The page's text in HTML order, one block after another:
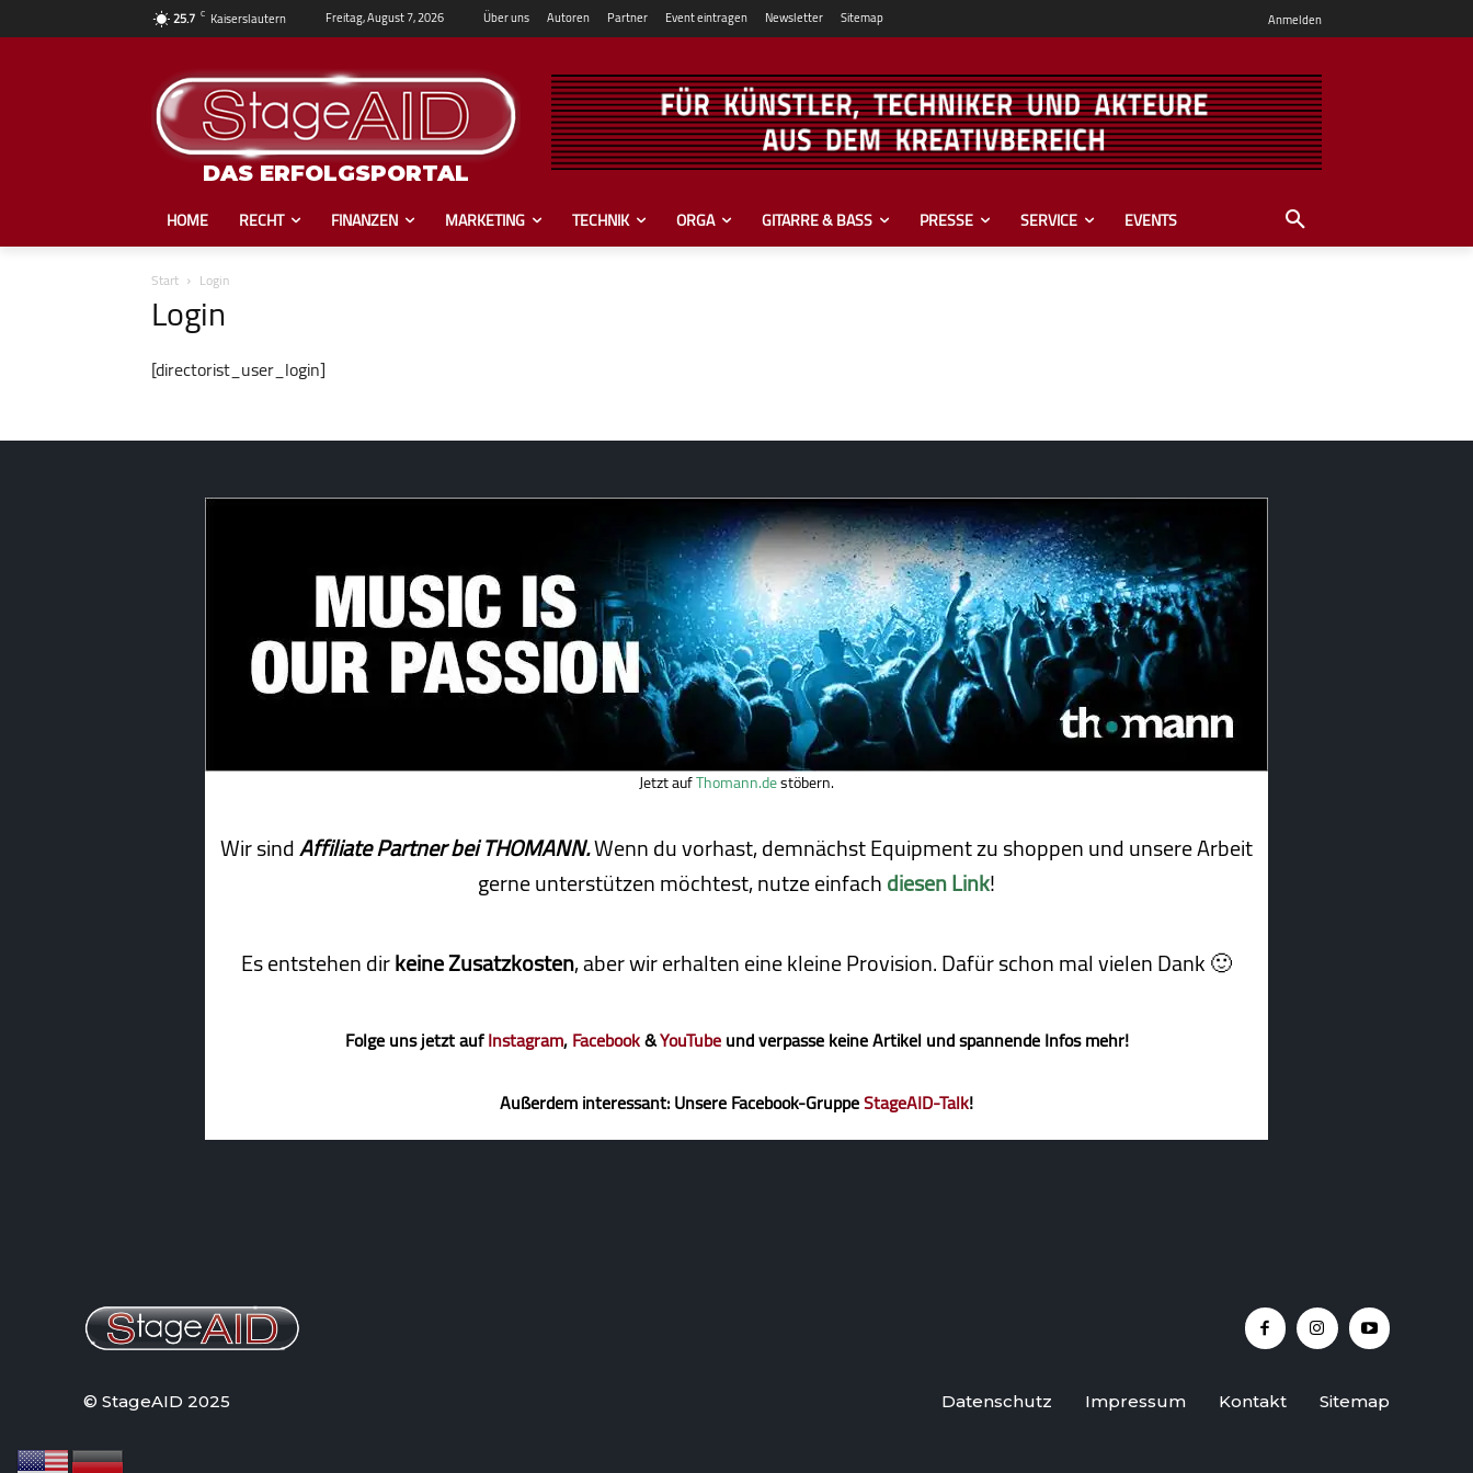
25.7 C Kaiserslautern Freitag, August 7, 2026 Über uns Autoren Partner Event eintragen Newsletter Sitemap Anmelden
DAS ERFOLGSPORTAL
HOME RECHT FINANZEN MARKETING TECHNIK ORGA GITARRE & BASS PRESSE SERVICE EVENTS
Start Login
Login
[directorist_user_login]
Jetzt aufThomann.destöbern.
Wir sindAffiliate Partner bei THOMANN.Wenn du vorhast, demnächst Equipment zu shoppen und unsere Arbeit
gerne unterstützen möchtest, nutze einfachdiesen Link!
Es entstehen dirkeine Zusatzkosten, aber wir erhalten eine kleine Pro­vi­sion. Dafür schon mal vielen Dank 🙂
Folge uns jetzt aufInstagram,Facebook&YouTubeund verpasse keine Artikel und spannende Infos mehr!
Außerdem interessant: Unsere Facebook-GruppeStageAID-Talk!
© StageAID 2025 Datenschutz Impressum Kontakt Sitemap